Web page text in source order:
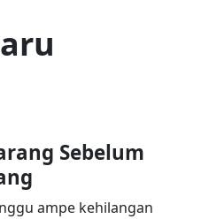
Sebelum
ampe kehilangan